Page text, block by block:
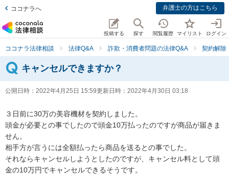
ココナラへ 弁護士の方はこちら
投稿する 探す 閲覧履歴 マイリスト ログイン
ココナラ法律相談 法律Q&A 詐欺・消費者問題の法律Q&A 契約解除
キャンセルできますか？
公開日時： 2022年4月25日 15:59更新日時： 2022年4月30日 03:18
３日前に30万の美容機材を契約しました。
頭金が必要との事でしたので頭金10万払ったのですが商品が届きま
せん。
相手方が言うには全額払ったら商品を送るとの事でした。
それならキャンセルしようとしたのですが、キャンセル料として頭
金の10万円でキャンセルできるそうです。